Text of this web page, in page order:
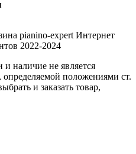
Интернет
2022-2024
наличие не является
положениями ст.
и заказать товар,